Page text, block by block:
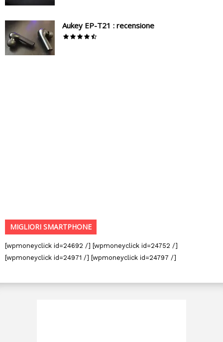
Aukey EP-T21 : recensione
MIGLIORI SMARTPHONE
[wpmoneyclick id=24692 /] [wpmoneyclick id=24752 /]
[wpmoneyclick id=24971 /] [wpmoneyclick id=24797 /]